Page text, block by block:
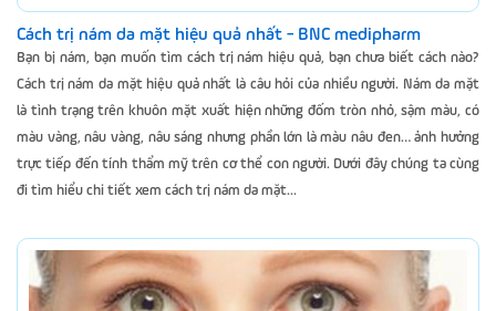
Cách trị nám da mặt hiệu quả nhất - BNC medipharm
Bạn bị nám, bạn muốn tìm cách trị nám hiệu quả, bạn chưa biết cách nào?
Cách trị nám da mặt hiệu quả nhất là câu hỏi của nhiều người. Nám da mặt
là tình trạng trên khuôn mặt xuất hiện những đốm tròn nhỏ, sậm màu, có
màu vàng, nâu vàng, nâu sáng nhưng phần lớn là màu nâu đen… ảnh hưởng
trực tiếp đến tính thẩm mỹ trên cơ thể con người. Dưới đây chúng ta cùng
đi tìm hiểu chi tiết xem cách trị nám da mặt...